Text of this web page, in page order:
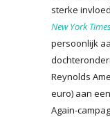
sterke
New York
persoonlijk
Reynolds
euro) aan
Again-